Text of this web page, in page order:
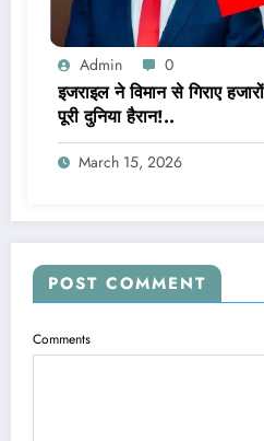
Admin 0
इजराइल ने विमान से गिराए
पूरी दुनिया हैरान!..
March 15, 2026
POST COMMENT
Comments